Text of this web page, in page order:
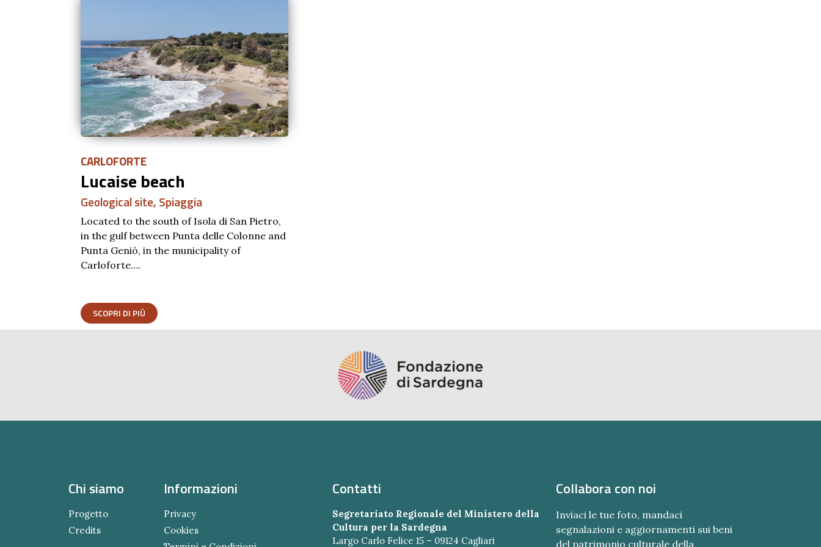
CARLOFORTE
Lucaise beach
Geological site, Spiaggia
Located to the south of Isola di San Pietro,
in the gulf between Punta delle Colonne and
Punta Geniò, in the municipality of
Carloforte….
SCOPRI DI PIÙ
Chi siamo
Progetto
Credits
Informazioni
Privacy
Cookies
Contatti
Segretariato Regionale del Ministero della
Cultura per la Sardegna
Largo Carlo Felice 15 – 09124 Cagliari
Collabora con noi
Inviaci le tue foto, mandaci
segnalazioni e aggiornamenti sui beni
del patrimonio culturale della